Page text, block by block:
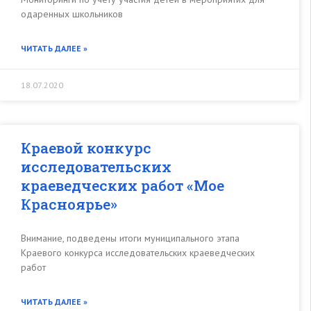
одаренных школьников
ЧИТАТЬ ДАЛЕЕ »
18.07.2020
Краевой конкурс
исследовательских
краеведческих работ «Мое
Красноярье»
Внимание, подведены итоги муниципального этапа
Краевого конкурса исследовательских краеведческих
работ
ЧИТАТЬ ДАЛЕЕ »